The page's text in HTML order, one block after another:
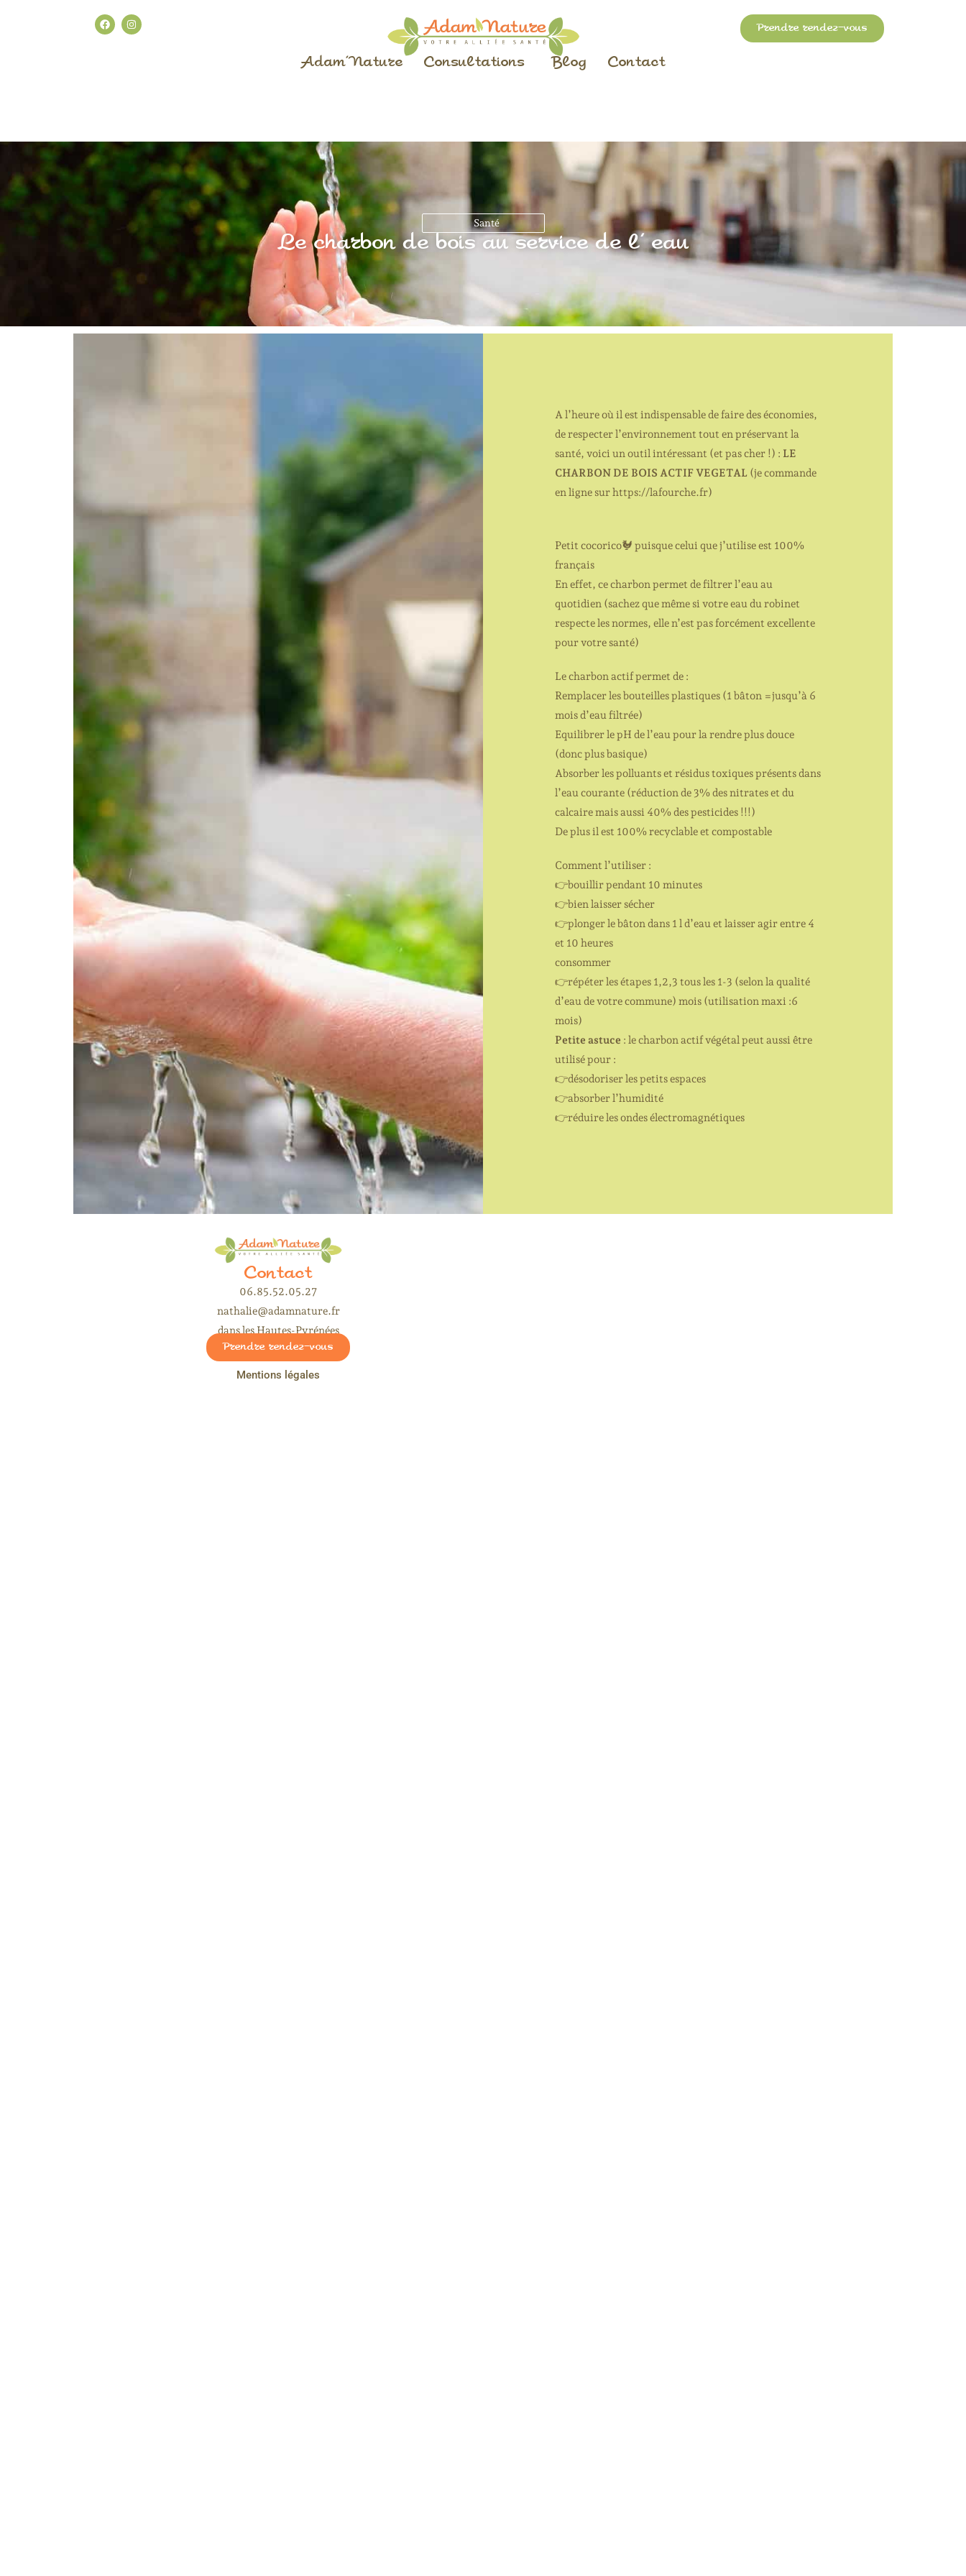
Adam’Nature Consultations Blog Contact
Prendre rendez-vous
Santé
Le charbon de bois au service de l’ eau
A l’heure où il est indispensable de faire des économies,
de respecter l’environnement tout en préservant la
santé, voici un outil intéressant (et pas cher !) : LE
CHARBON DE BOIS ACTIF VEGETAL (je commande
en ligne sur https://lafourche.fr)
Petit cocorico🐓 puisque celui que j’utilise est 100%
français
En effet, ce charbon permet de filtrer l’eau au
quotidien (sachez que même si votre eau du robinet
respecte les normes, elle n’est pas forcément excellente
pour votre santé)
Le charbon actif permet de :
Remplacer les bouteilles plastiques (1 bâton =jusqu’à 6
mois d’eau filtrée)
Equilibrer le pH de l’eau pour la rendre plus douce
(donc plus basique)
Absorber les polluants et résidus toxiques présents dans
l’eau courante (réduction de 3% des nitrates et du
calcaire mais aussi 40% des pesticides !!!)
De plus il est 100% recyclable et compostable
Comment l’utiliser :
👉bouillir pendant 10 minutes
👉bien laisser sécher
👉plonger le bâton dans 1 l d’eau et laisser agir entre 4
et 10 heures
consommer
👉répéter les étapes 1,2,3 tous les 1-3 (selon la qualité
d’eau de votre commune) mois (utilisation maxi :6
mois)
Petite astuce : le charbon actif végétal peut aussi être
utilisé pour :
👉désodoriser les petits espaces
👉absorber l’humidité
👉réduire les ondes électromagnétiques
Contact
06.85.52.05.27
nathalie@adamnature.fr
dans les Hautes-Pyrénées
Prendre rendez-vous
Mentions légales